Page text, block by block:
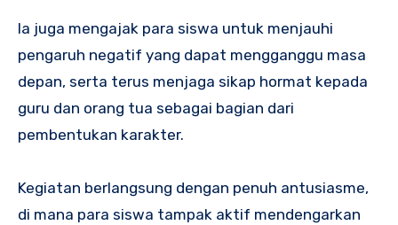
Ia juga mengajak para siswa untuk menjauhi
pengaruh negatif yang dapat mengganggu masa
depan, serta terus menjaga sikap hormat kepada
guru dan orang tua sebagai bagian dari
pembentukan karakter.
Kegiatan berlangsung dengan penuh antusiasme,
di mana para siswa tampak aktif mendengarkan